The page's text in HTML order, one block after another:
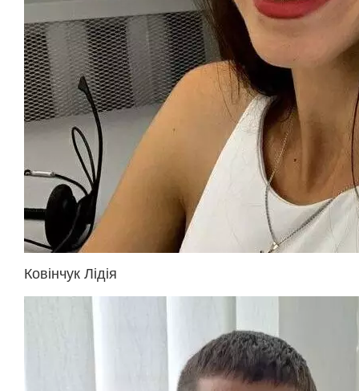
Ковінчук Лідія